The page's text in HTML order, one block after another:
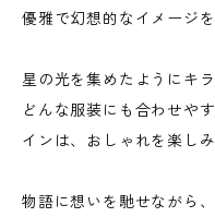
優雅で幻想的なイメージ
星の光を集めたようにキ
どんな服装にも合わせや
インは、おしゃれを楽し
物語に想いを馳せながら